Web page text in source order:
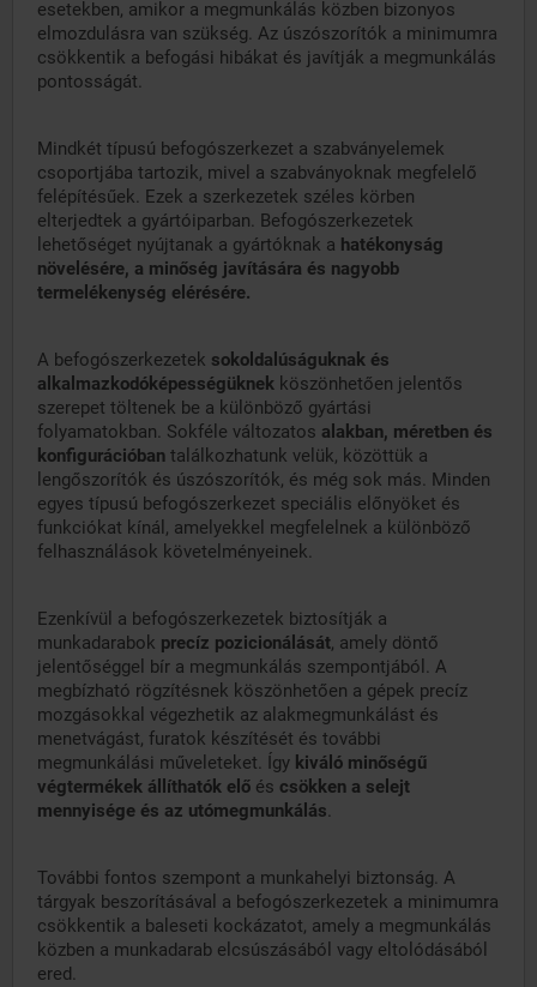
esetekben, amikor a megmunkálás közben bizonyos
elmozdulásra van szükség. Az úszószorítók a minimumra
csökkentik a befogási hibákat és javítják a megmunkálás
pontosságát.
Mindkét típusú befogószerkezet a szabványelemek
csoportjába tartozik, mivel a szabványoknak megfelelő
felépítésűek. Ezek a szerkezetek széles körben
elterjedtek a gyártóiparban. Befogószerkezetek
lehetőséget nyújtanak a gyártóknak a hatékonyság
növelésére, a minőség javítására és nagyobb
termelékenység elérésére.
A befogószerkezetek sokoldalúságuknak és
alkalmazkodóképességüknek köszönhetően jelentős
szerepet töltenek be a különböző gyártási
folyamatokban. Sokféle változatos alakban, méretben és
konfigurációban találkozhatunk velük, közöttük a
lengőszorítók és úszószorítók, és még sok más. Minden
egyes típusú befogószerkezet speciális előnyöket és
funkciókat kínál, amelyekkel megfelelnek a különböző
felhasználások követelményeinek.
Ezenkívül a befogószerkezetek biztosítják a
munkadarabok precíz pozicionálását, amely döntő
jelentőséggel bír a megmunkálás szempontjából. A
megbízható rögzítésnek köszönhetően a gépek precíz
mozgásokkal végezhetik az alakmegmunkálást és
menetvágást, furatok készítését és további
megmunkálási műveleteket. Így kiváló minőségű
végtermékek állíthatók elő és csökken a selejt
mennyisége és az utómegmunkálás.
További fontos szempont a munkahelyi biztonság. A
tárgyak beszorításával a befogószerkezetek a minimumra
csökkentik a baleseti kockázatot, amely a megmunkálás
közben a munkadarab elcsúszásából vagy eltolódásából
ered.